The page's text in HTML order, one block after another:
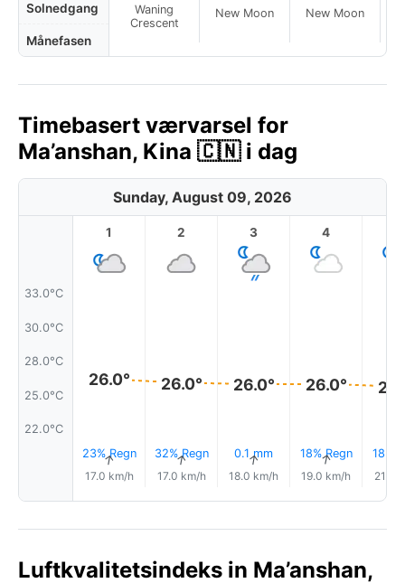
Solnedgang
Månefasen
Waning
Crescent
New Moon New Moon
Timebasert værvarsel for
Ma’anshan, Kina 🇨🇳 i dag
Sunday, August 09, 2026
33.0°C
30.0°C
28.0°C
25.0°C
22.0°C
1
26.0°
23% Regn
↑
17.0 km/h
2
26.0°
32% Regn
↑
17.0 km/h
3
26.0°
0.1 mm
↑
18.0 km/h
4
26.0°
18% Regn
↑
19.0 km/h
18%
21.0
Luftkvalitetsindeks in Ma’anshan,